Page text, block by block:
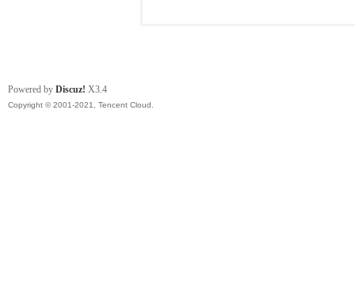
Powered by Discuz! X3.4
Copyright © 2001-2021, Tencent Cloud.